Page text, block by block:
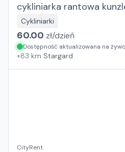
cykliniarka rantowa
Cykliniarki
60.00 zł/dzień
Dostępność aktualizowana na żywo
+83 km Stargard
CityRent